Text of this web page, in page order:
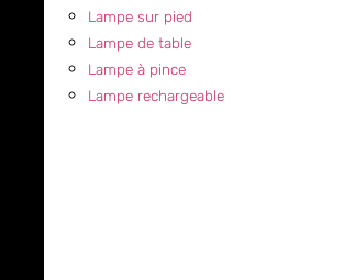
Lampe sur pied
Lampe de table
Lampe à pince
Lampe rechargeable